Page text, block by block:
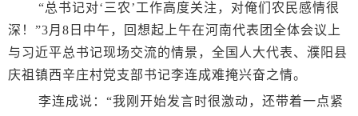
“总书记对‘三农’工作高度关注，对俺们农民感情很
深！”3月8日中午，回想起上午在河南代表团全体会议上
与习近平总书记现场交流的情景，全国人大代表、濮阳县
庆祖镇西辛庄村党支部书记李连成难掩兴奋之情。
李连成说：“我刚开始发言时很激动，还带着一点紧